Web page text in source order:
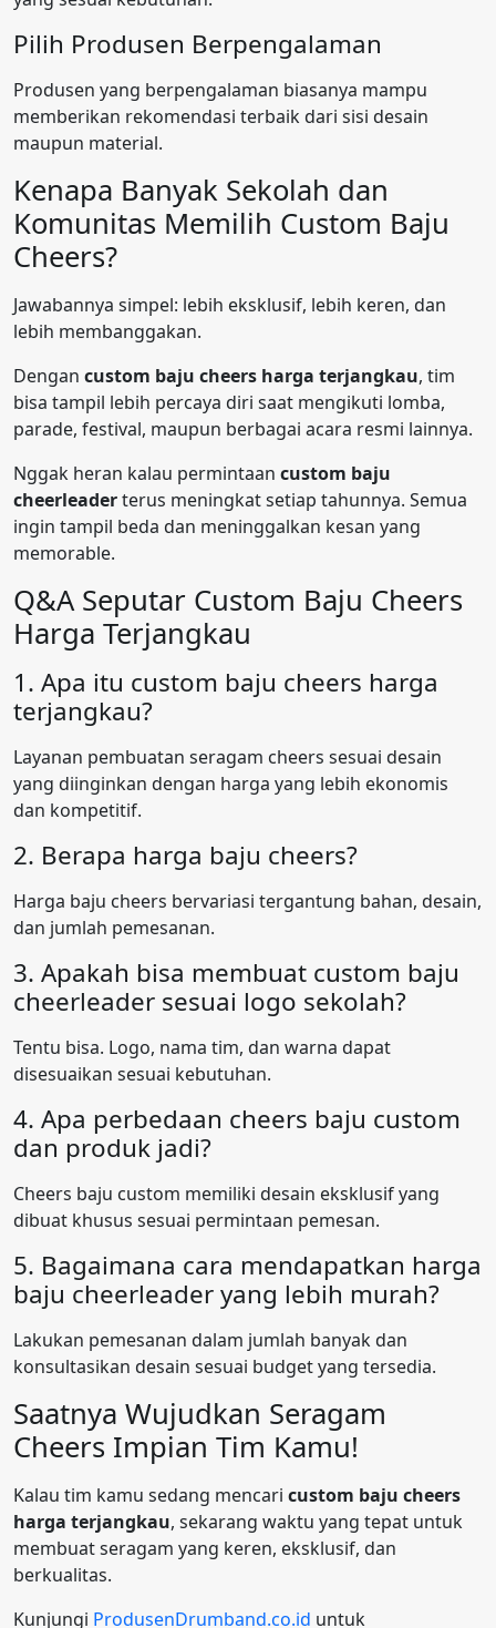
Pilih Produsen Berpengalaman
Produsen yang berpengalaman biasanya mampu
memberikan rekomendasi terbaik dari sisi desain
maupun material.
Kenapa Banyak Sekolah dan
Komunitas Memilih Custom Baju
Cheers?
Jawabannya simpel: lebih eksklusif, lebih keren, dan
lebih membanggakan.
Dengan custom baju cheers harga terjangkau, tim
bisa tampil lebih percaya diri saat mengikuti lomba,
parade, festival, maupun berbagai acara resmi lainnya.
Nggak heran kalau permintaan custom baju
cheerleaderterus meningkat setiap tahunnya. Semua
ingin tampil beda dan meninggalkan kesan yang
memorable.
Q&A Seputar Custom Baju Cheers
Harga Terjangkau
1. Apa itu custom baju cheers harga
terjangkau?
Layanan pembuatan seragam cheers sesuai desain
yang diinginkan dengan harga yang lebih ekonomis
dan kompetitif.
2. Berapa harga baju cheers?
Harga baju cheers bervariasi tergantung bahan, desain,
dan jumlah pemesanan.
3. Apakah bisa membuat custom baju
cheerleader sesuai logo sekolah?
Tentu bisa. Logo, nama tim, dan warna dapat
disesuaikan sesuai kebutuhan.
4. Apa perbedaan cheers baju custom
dan produk jadi?
Cheers baju custom memiliki desain eksklusif yang
dibuat khusus sesuai permintaan pemesan.
5. Bagaimana cara mendapatkan harga
baju cheerleader yang lebih murah?
Lakukan pemesanan dalam jumlah banyak dan
konsultasikan desain sesuai budget yang tersedia.
Saatnya Wujudkan Seragam
Cheers Impian Tim Kamu!
Kalau tim kamu sedang mencari custom baju cheers
harga terjangkau, sekarang waktu yang tepat untuk
membuat seragam yang keren, eksklusif, dan
berkualitas.
Kunjungi ProdusenDrumband.co.id untuk